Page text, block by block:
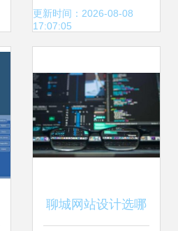
基，聚焦高景气细
行业深度分析
更新时间：2026-08-08
17:07:05
聊城网站设计选哪